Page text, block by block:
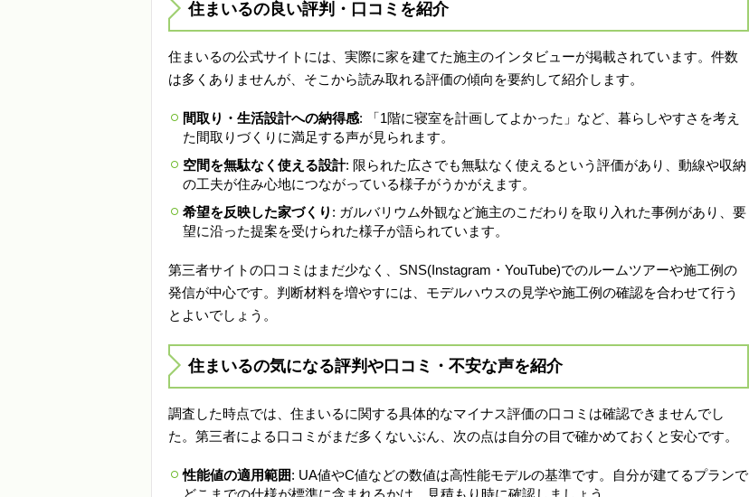
住まいるの良い評判・口コミを紹介
住まいるの公式サイトには、実際に家を建てた施主のインタビューが掲載されています。件数
は多くありませんが、そこから読み取れる評価の傾向を要約して紹介します。
間取り・生活設計への納得感: 「1階に寝室を計画してよかった」など、暮らしやすさを考え
た間取りづくりに満足する声が見られます。
空間を無駄なく使える設計: 限られた広さでも無駄なく使えるという評価があり、動線や収納
の工夫が住み心地につながっている様子がうかがえます。
希望を反映した家づくり : ガルバリウム外観など施主のこだわりを取り入れた事例があり、要
望に沿った提案を受けられた様子が語られています。
第三者サイトの口コミはまだ少なく、SNS(Instagram・YouTube)でのルームツアーや施工例の
発信が中心です。判断材料を増やすには、モデルハウスの見学や施工例の確認を合わせて行う
とよいでしょう。
住まいるの気になる評判や口コミ・不安な声を紹介
調査した時点では、住まいるに関する具体的なマイナス評価の口コミは確認できませんでし
た。第三者による口コミがまだ多くないぶん、次の点は自分の目で確かめておくと安心です。
性能値の適用範囲: UA値やC値などの数値は高性能モデルの基準です。自分が建てるプランで